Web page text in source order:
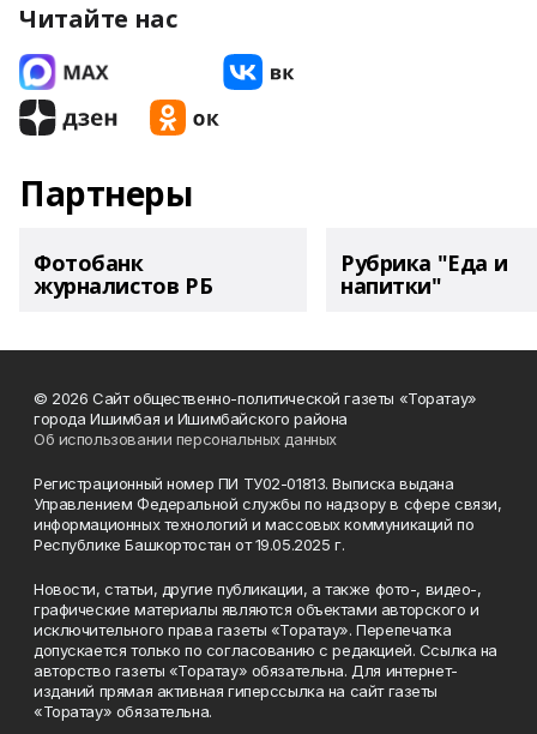
Читайте нас
Партнеры
Фотобанк
журналистов РБ
Рубрика "Еда и
напитки"
© 2026 Сайт общественно-политической газеты «Торатау»
города Ишимбая и Ишимбайского района
Об использовании персональных данных
Регистрационный номер ПИ ТУ02-01813. Выписка выдана
Управлением Федеральной службы по надзору в сфере связи,
информационных технологий и массовых коммуникаций по
Республике Башкортостан от 19.05.2025 г.
Новости, статьи, другие публикации, а также фото-, видео-,
графические материалы являются объектами авторского и
исключительного права газеты «Торатау». Перепечатка
допускается только по согласованию с редакцией. Ссылка на
авторство газеты «Торатау» обязательна. Для интернет-
изданий прямая активная гиперссылка на сайт газеты
«Торатау» обязательна.